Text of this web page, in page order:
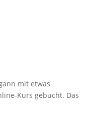
mit etwas
Kurs gebucht. Das